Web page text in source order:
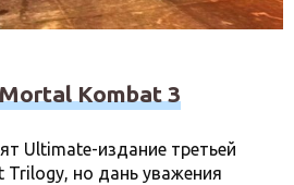
Kombat 3
Ultimate-издание третьей
Trilogy, но дань уважения